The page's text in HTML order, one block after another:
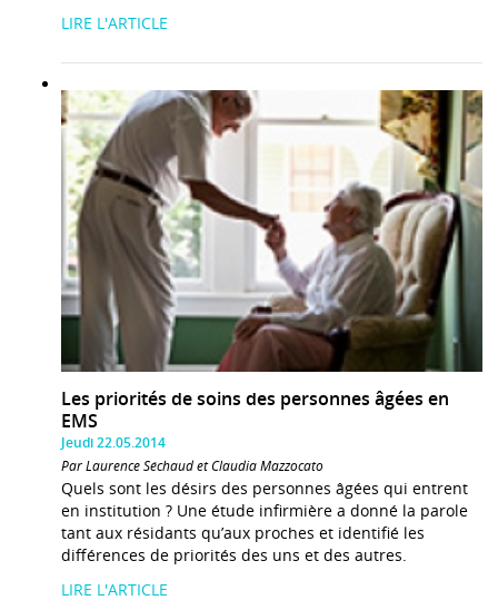
LIRE L'ARTICLE
Les priorités de soins des personnes âgées en
EMS
Jeudi 22.05.2014
Par Laurence Séchaud et Claudia Mazzocato
Quels sont les désirs des personnes âgées qui entrent
en institution ? Une étude infirmière a donné la parole
tant aux résidants qu’aux proches et identifié les
différences de priorités des uns et des autres.
LIRE L'ARTICLE